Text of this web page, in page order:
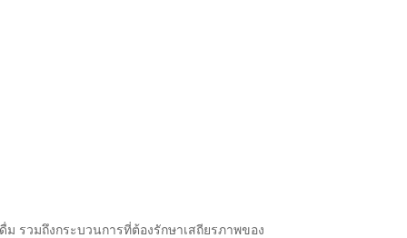
รวมถึงกระบวนการที่ต้องรักษาเสถียรภาพของ